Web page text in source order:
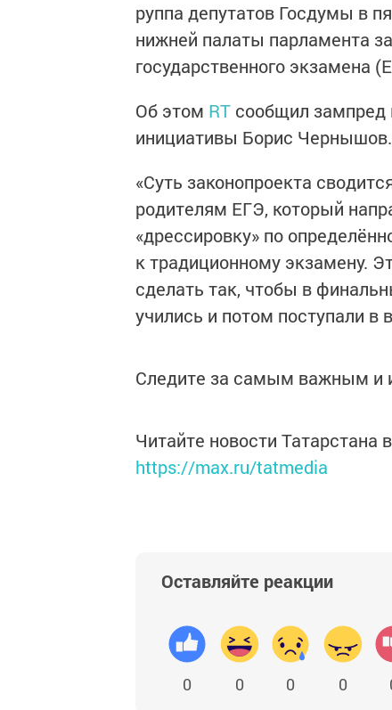
руппа депутатов Госдумы в
нижней палаты парламента
государственного экзамена
Об этом RT сообщил зампред
инициативы Борис Чернышов.
«Суть законопроекта
родителям ЕГЭ, который
«дрессировку» по
к традиционному экзамену.
сделать так, чтобы в
учились и потом поступали в
Следите за самым важным и
Читайте новости
https://max.ru/tatmedia
Оставляйте реакции
0 0 0 0